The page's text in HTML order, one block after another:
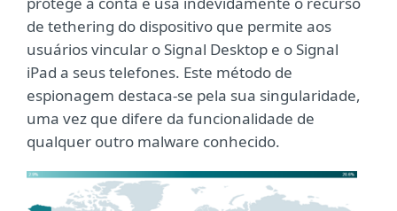
de tethering do dispositivo que permite aos
usuários vincular o Signal Desktop e o Signal
iPad a seus telefones. Este método de
espionagem destaca-se pela sua singularidade,
uma vez que difere da funcionalidade de
qualquer outro malware conhecido.